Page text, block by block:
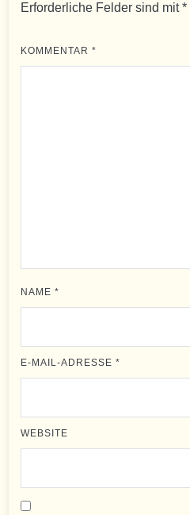
Erforderliche Felder sind mit*
KOMMENTAR*
NAME*
E-MAIL-ADRESSE*
WEBSITE